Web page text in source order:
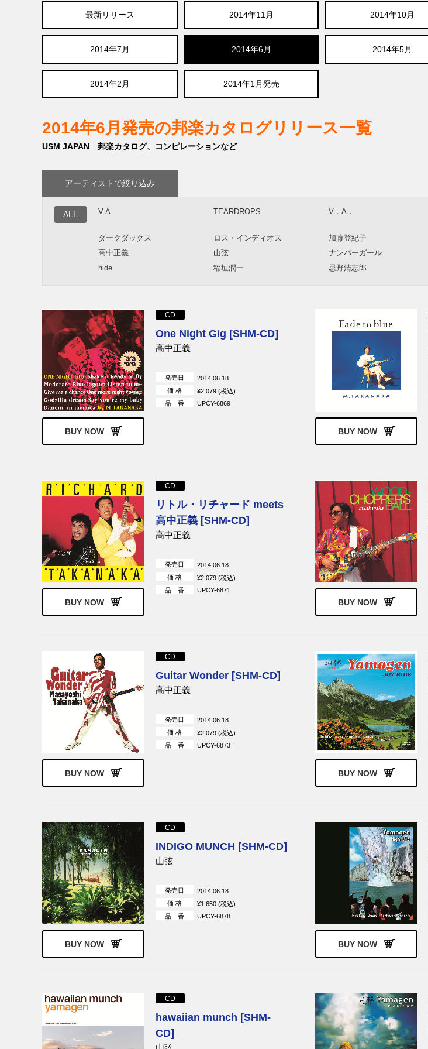
最新リリース 2014年11月 2014年10月
2014年7月 2014年6月 2014年5月
2014年2月 2014年1月発売
2014年6月発売の邦楽カタログリリース一覧
USM JAPAN 邦楽カタログ、コンピレーションなど
アーティストで絞り込み
ALL V.A. TEARDROPS V．A．
ダークダックス
ロス・インディオス 加藤登紀子
高中正義
山弦 ナンバーガール
hide
稲垣潤一 忌野清志郎
本田美奈子
スチャダラパー
山下久美子
PE’Z
DJ OZMA
C-C-B
BUY NOW
CD
One Night Gig [SHM-CD]
高中正義
発売日
2014.06.18
価 格
¥2,079 (税込)
品 番
UPCY-6869
BUY NOW
BUY NOW
CD
リトル・リチャード meets
高中正義 [SHM-CD]
高中正義
発売日
2014.06.18
価 格
¥2,079 (税込)
品 番
UPCY-6871
BUY NOW
BUY NOW
CD
Guitar Wonder [SHM-CD]
高中正義
発売日
2014.06.18
価 格
¥2,079 (税込)
品 番
UPCY-6873
BUY NOW
BUY NOW
CD
INDIGO MUNCH [SHM-CD]
山弦
発売日
2014.06.18
価 格
¥1,650 (税込)
品 番
UPCY-6878
BUY NOW
CD
hawaiian munch [SHM-
CD]